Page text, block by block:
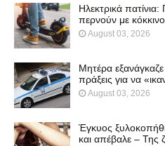
Ηλεκτρικά πατίνια:
περνούν με κόκκινο
August 03, 2026
Μητέρα εξανάγκαζε
πράξεις για να
August 03, 2026
Έγκυος
και απέβαλε – Της